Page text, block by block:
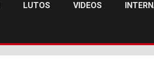
LUTOS VIDEOS